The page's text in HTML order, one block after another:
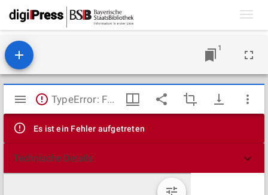
1
Mirador
Viewer
TypeError: Failed to fetch
Es ist ein Fehler aufgetreten
Technische Details